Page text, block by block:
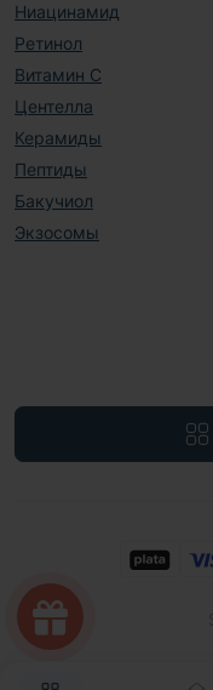
Ниацинамид
Ретинол
Витамин С
Центелла
Керамиды
Пептиды
Бакучиол
Экзосомы